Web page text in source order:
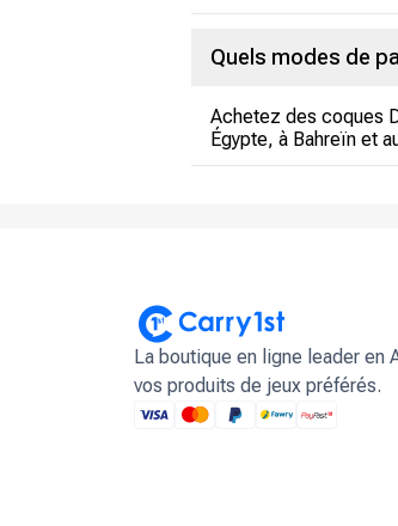
Quels modes de
Achetez des coques
Égypte, à Bahreïn et
La boutique en ligne leader en
vos produits de jeux préférés.